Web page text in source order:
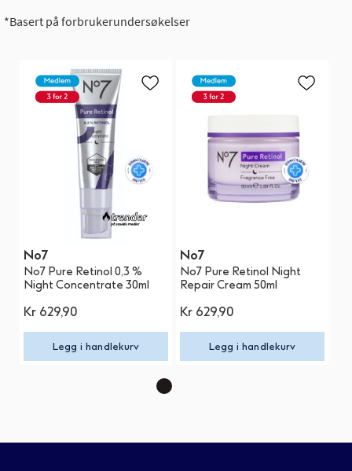
*Basert på forbrukerundersøkelser
No7
No7 Pure Retinol 0,3 %
Night Concentrate 30ml
Kr 629,90
Legg i handlekurv
No7
No7 Pure Retinol Night
Repair Cream 50ml
Kr 629,90
Legg i handlekurv